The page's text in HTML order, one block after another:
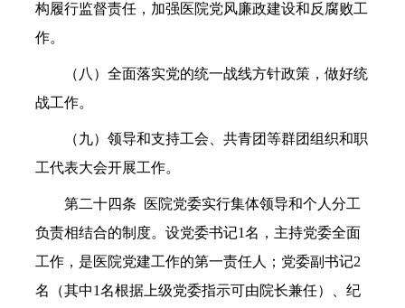
构履行监督责任，加强医院党风廉政建设和反腐败工
作。
（八）全面落实党的统一战线方针政策，做好统
战工作。
（九）领导和支持工会、共青团等群团组织和职
工代表大会开展工作。
第二十四条 医院党委实行集体领导和个人分工
负责相结合的制度。设党委书记1名，主持党委全面
工作，是医院党建工作的第一责任人；党委副书记2
名（其中1名根据上级党委指示可由院长兼任）、纪